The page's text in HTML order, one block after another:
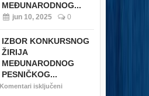
MEĐUNARODNOG...
jun 10, 2025 0
IZBOR KONKURSNOG
ŽIRIJA
MEĐUNARODNOG
PESNIČKOG...
Komentari isključeni